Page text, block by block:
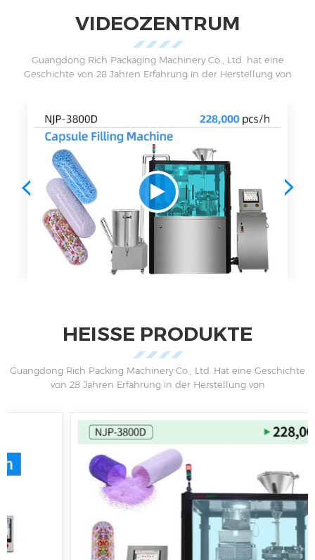
VIDEOZENTRUM
Guangdong Rich Packaging Machinery Co., Ltd. hat eine
Geschichte von 28 Jahren Erfahrung in der Herstellung von
HEISSE PRODUKTE
Guangdong Rich Packing Machinery Co., Ltd..Hat eine Geschichte
von 28 Jahren Erfahrung in der Herstellung von